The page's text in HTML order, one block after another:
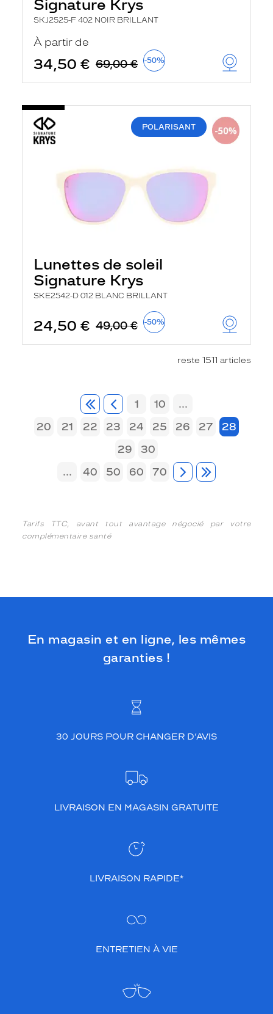
Signature Krys
SKJ2525-F 402 NOIR BRILLANT
À partir de
34,50 € 69,00 € -50%
POLARISANT
Lunettes de soleil
Signature Krys
SKE2542-D 012 BLANC BRILLANT
24,50 € 49,00 € -50%
reste 1511 articles
1 10
...
20
21 22 23 24 25 26 27
28
29
30
...
40 50 60 70
Tarifs TTC, avant tout avantage négocié par votre
complémentaire santé
En magasin et en ligne, les mêmes
garanties !
30 JOURS POUR CHANGER D’AVIS
LIVRAISON EN MAGASIN GRATUITE
LIVRAISON RAPIDE*
ENTRETIEN À VIE